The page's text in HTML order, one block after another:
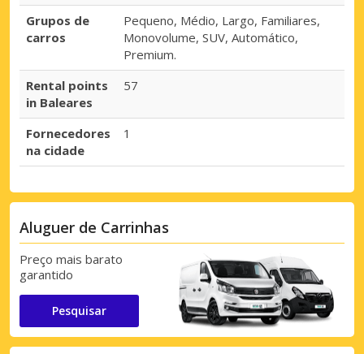
Grupos de
carros
Pequeno, Médio, Largo, Familiares,
Monovolume, SUV, Automático,
Premium.
Rental points
in Baleares
57
Fornecedores
na cidade
1
Aluguer de Carrinhas
Preço mais barato
garantido
Pesquisar